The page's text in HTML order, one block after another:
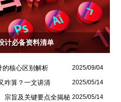
计必备资料清单
的核心区别解析 2025/09/04
咋算？一文讲清 2025/05/14
宗旨及关键要点全揭秘 2025/05/14